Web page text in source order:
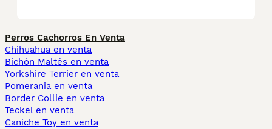
Perros Cachorros En Venta
Chihuahua en venta
Bichón Maltés en venta
Yorkshire Terrier en venta
Pomerania en venta
Border Collie en venta
Teckel en venta
Caniche Toy en venta